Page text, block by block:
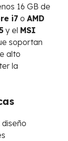
16 GB de
i7o AMD
y el MSI
soportan
alto
la